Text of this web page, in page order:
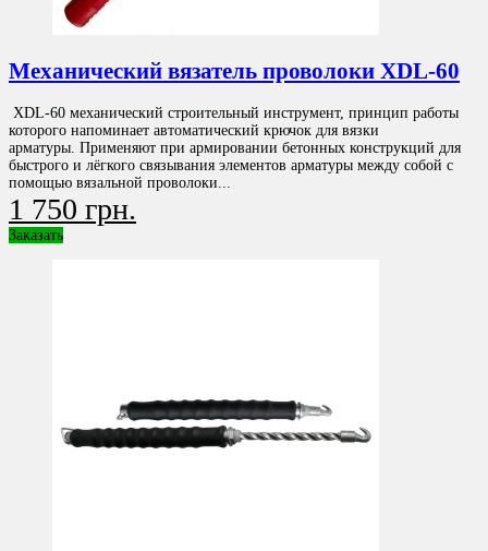
Механический вязатель проволоки XDL-60
XDL-60 механический строительный инструмент, принцип работы
которого напоминает автоматический крючок для вязки
арматуры. Применяют при армировании бетонных конструкций для
быстрого и лёгкого связывания элементов арматуры между собой с
помощью вязальной проволоки...
1 750 грн.
Заказать